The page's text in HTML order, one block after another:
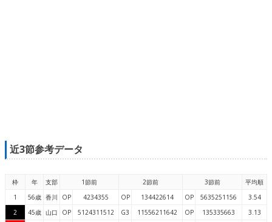
近3節参考データ
枠 年 支部 1節前 2節前 3節前
平均順
1
56歳 香川 OP 4234355 OP 134422614 OP 5635251156
3.54
2
45歳 山口 OP 5124311512 G3 11556211642 OP 135335663
3.13